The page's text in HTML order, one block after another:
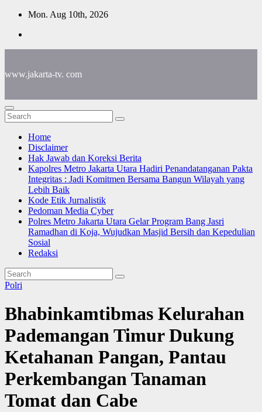
Skip
content
Mon. Aug 10th, 2026
www.jakarta-tv. com
Home
Disclaimer
Hak Jawab dan Koreksi Berita
Kapolres Metro Jakarta Utara Hadiri Penandatanganan Pakta
Integritas : Jadi Komitmen Bersama Bangun Wilayah yang
Lebih Baik
Kode Etik Jurnalistik
Pedoman Media Cyber
Polres Metro Jakarta Utara Gelar Program Bang Jasri
Ramadhan di Koja, Wujudkan Masjid Bersih dan Kepedulian
Sosial
Redaksi
Polri
Bhabinkamtibmas Kelurahan
Pademangan Timur Dukung
Ketahanan Pangan, Pantau
Perkembangan Tanaman
Tomat dan Cabe